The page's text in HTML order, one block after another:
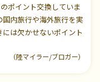
ポイント交換していま
内旅行や海外旅行を実
は欠かせないポイント
（陸マイラー/ブロガー）